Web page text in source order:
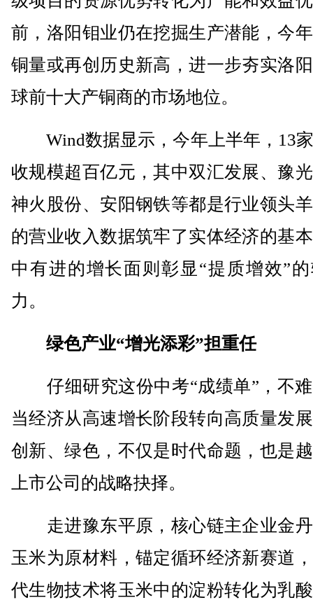
前，洛阳钼业仍在挖掘生产潜能，今
铜量或再创历史新高，进一步夯实洛
球前十大产铜商的市场地位。
Wind数据显示，今年上半年，13
收规模超百亿元，其中双汇发展、豫
神火股份、安阳钢铁等都是行业领头
的营业收入数据筑牢了实体经济的基
中有进的增长面则彰显“提质增效”
力。
绿色产业“增光添彩”担重任
仔细研究这份中考“成绩单”，不
当经济从高速增长阶段转向高质量发
创新、绿色，不仅是时代命题，也是
上市公司的战略抉择。
走进豫东平原，核心链主企业金
玉米为原材料，锚定循环经济新赛道
代生物技术将玉米中的淀粉转化为乳